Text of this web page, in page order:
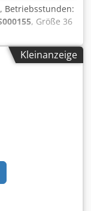
, Betriebsstunden:
, Größe 36
Kühl-
Kleinanzeige